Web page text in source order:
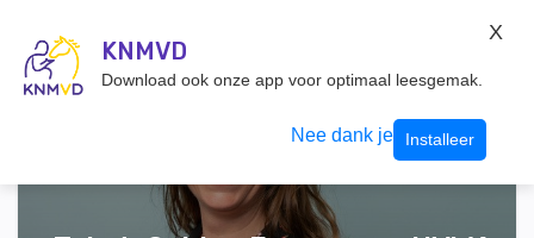
InloggenKNMVD
Download ook onze app voor optimaal leesgemak.
Nee dank je Installeer
X